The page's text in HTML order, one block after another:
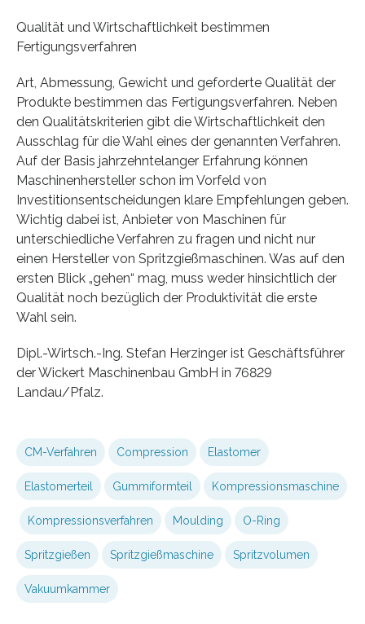
Qualität und Wirtschaftlichkeit bestimmen
Fertigungsverfahren
Art, Abmessung, Gewicht und geforderte Qualität der
Produkte bestimmen das Fertigungsverfahren. Neben
den Qualitätskriterien gibt die Wirtschaftlichkeit den
Ausschlag für die Wahl eines der genannten Verfahren.
Auf der Basis jahrzehntelanger Erfahrung können
Maschinenhersteller schon im Vorfeld von
Investitionsentscheidungen klare Empfehlungen geben.
Wichtig dabei ist, Anbieter von Maschinen für
unterschiedliche Verfahren zu fragen und nicht nur
einen Hersteller von Spritzgießmaschinen. Was auf den
ersten Blick „gehen“ mag, muss weder hinsichtlich der
Qualität noch bezüglich der Produktivität die erste
Wahl sein.
Dipl.-Wirtsch.-Ing. Stefan Herzinger ist Geschäftsführer
der Wickert Maschinenbau GmbH in 76829
Landau/Pfalz.
CM-Verfahren Compression Elastomer
Elastomerteil Gummiformteil Kompressionsmaschine
Kompressionsverfahren Moulding O-Ring
Spritzgießen Spritzgießmaschine Spritzvolumen
Vakuumkammer